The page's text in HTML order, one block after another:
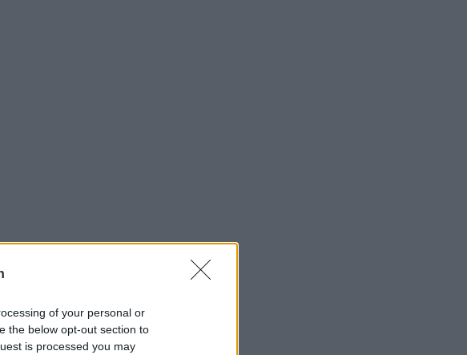
of your personal or
the below opt-out section to
is processed you may